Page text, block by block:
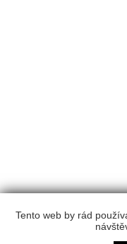
Tento web by rád